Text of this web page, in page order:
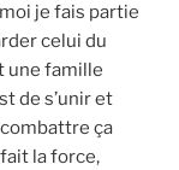
je fais par­tie
celui du
une famille
de s’unir et
ça
la force,